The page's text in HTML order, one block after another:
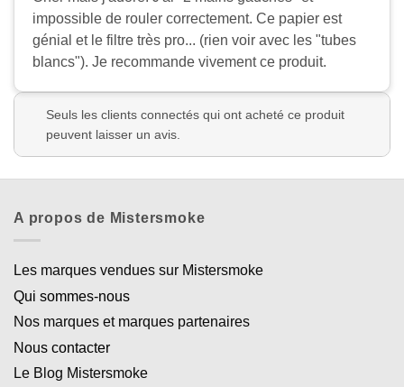
impossible de rouler correctement. Ce papier est
génial et le filtre très pro... (rien voir avec les "tubes
blancs"). Je recommande vivement ce produit.
Seuls les clients connectés qui ont acheté ce produit
peuvent laisser un avis.
A propos de Mistersmoke
Les marques vendues sur Mistersmoke
Qui sommes-nous
Nos marques et marques partenaires
Nous contacter
Le Blog Mistersmoke